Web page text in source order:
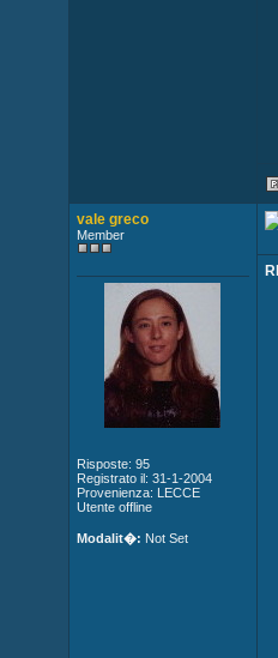
vale greco
Member
Risposte: 95
Registrato il: 31-1-2004
Provenienza: LECCE
Utente offline
Modalit�: Not Set